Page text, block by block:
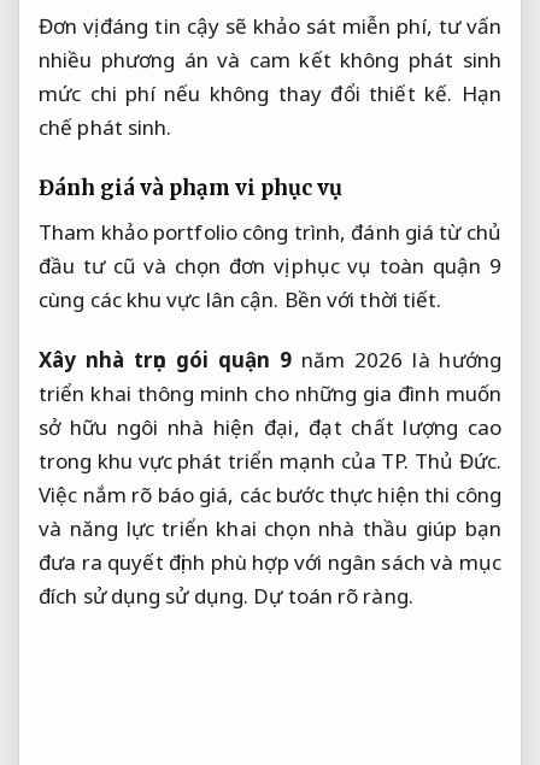
Đơn vị đáng tin cậy sẽ khảo sát miễn phí, tư vấn
nhiều phương án và cam kết không phát sinh
mức chi phí nếu không thay đổi thiết kế. Hạn
chế phát sinh.
Đánh giá và phạm vi phục vụ
Tham khảo portfolio công trình, đánh giá từ chủ
đầu tư cũ và chọn đơn vị phục vụ toàn quận 9
cùng các khu vực lân cận. Bền với thời tiết.
Xây nhà trọn gói quận 9 năm 2026 là hướng
triển khai thông minh cho những gia đình muốn
sở hữu ngôi nhà hiện đại, đạt chất lượng cao
trong khu vực phát triển mạnh của TP. Thủ Đức.
Việc nắm rõ báo giá, các bước thực hiện thi công
và năng lực triển khai chọn nhà thầu giúp bạn
đưa ra quyết định phù hợp với ngân sách và mục
đích sử dụng sử dụng. Dự toán rõ ràng.